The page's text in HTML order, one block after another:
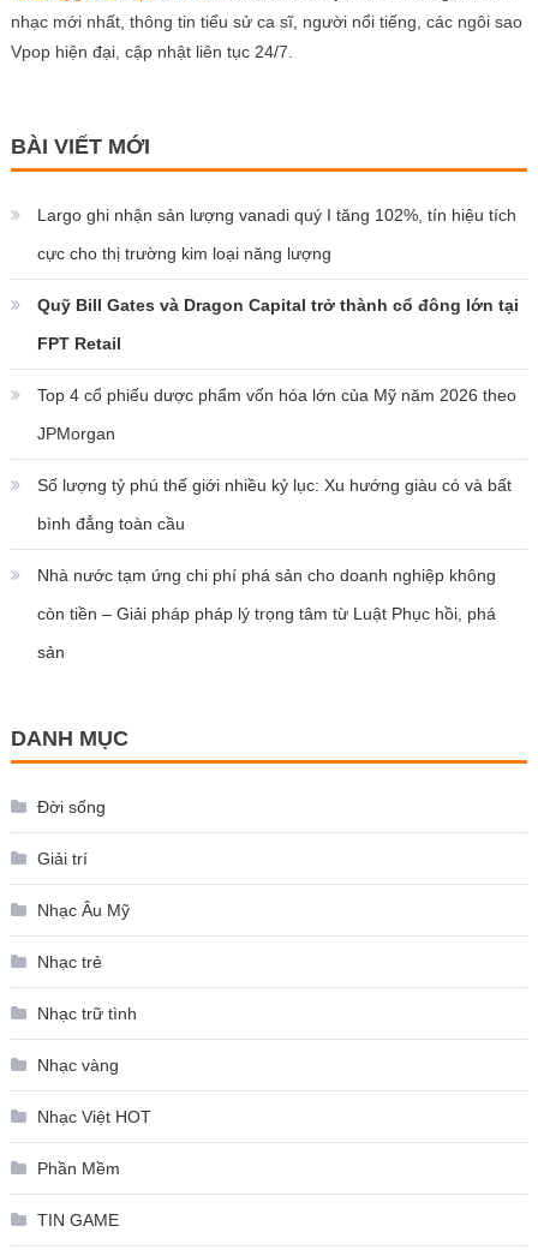
nhạc mới nhất, thông tin tiểu sử ca sĩ, người nổi tiếng, các ngôi sao
Vpop hiện đại, cập nhật liên tục 24/7.
BÀI VIẾT MỚI
Largo ghi nhận sản lượng vanadi quý I tăng 102%, tín hiệu tích
cực cho thị trường kim loại năng lượng
Quỹ Bill Gates và Dragon Capital trở thành cổ đông lớn tại
FPT Retail
Top 4 cổ phiếu dược phẩm vốn hóa lớn của Mỹ năm 2026 theo
JPMorgan
Số lượng tỷ phú thế giới nhiều kỷ lục: Xu hướng giàu có và bất
bình đẳng toàn cầu
Nhà nước tạm ứng chi phí phá sản cho doanh nghiệp không
còn tiền – Giải pháp pháp lý trọng tâm từ Luật Phục hồi, phá
sản
DANH MỤC
Đời sống
Giải trí
Nhạc Âu Mỹ
Nhạc trẻ
Nhạc trữ tình
Nhạc vàng
Nhạc Việt HOT
Phần Mềm
TIN GAME